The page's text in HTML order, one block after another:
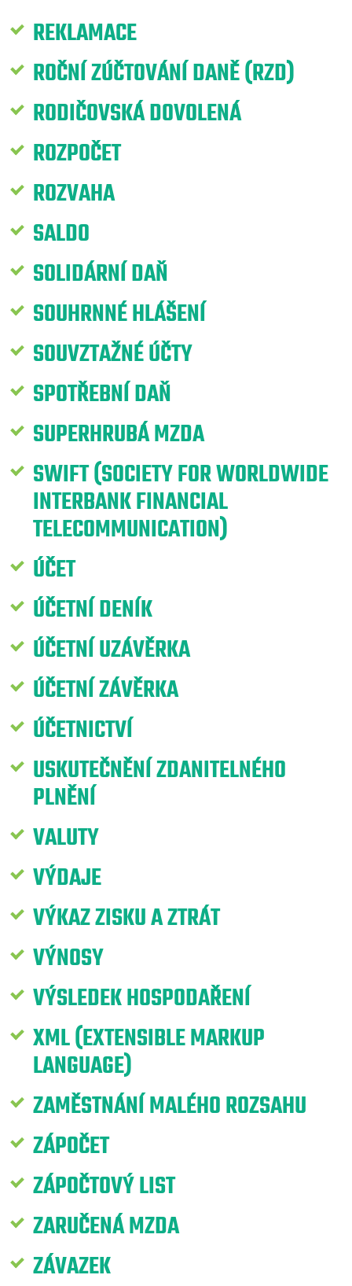
REKLAMACE
ROČNÍ ZÚČTOVÁNÍ DANĚ (RZD)
RODIČOVSKÁ DOVOLENÁ
ROZPOČET
ROZVAHA
SALDO
SOLIDÁRNÍ DAŇ
SOUHRNNÉ HLÁŠENÍ
SOUVZTAŽNÉ ÚČTY
SPOTŘEBNÍ DAŇ
SUPERHRUBÁ MZDA
SWIFT (SOCIETY FOR WORLDWIDE
INTERBANK FINANCIAL
TELECOMMUNICATION)
ÚČET
ÚČETNÍ DENÍK
ÚČETNÍ UZÁVĚRKA
ÚČETNÍ ZÁVĚRKA
ÚČETNICTVÍ
USKUTEČNĚNÍ ZDANITELNÉHO
PLNĚNÍ
VALUTY
VÝDAJE
VÝKAZ ZISKU A ZTRÁT
VÝNOSY
VÝSLEDEK HOSPODAŘENÍ
XML (EXTENSIBLE MARKUP
LANGUAGE)
ZAMĚSTNÁNÍ MALÉHO ROZSAHU
ZÁPOČET
ZÁPOČTOVÝ LIST
ZARUČENÁ MZDA
ZÁVAZEK